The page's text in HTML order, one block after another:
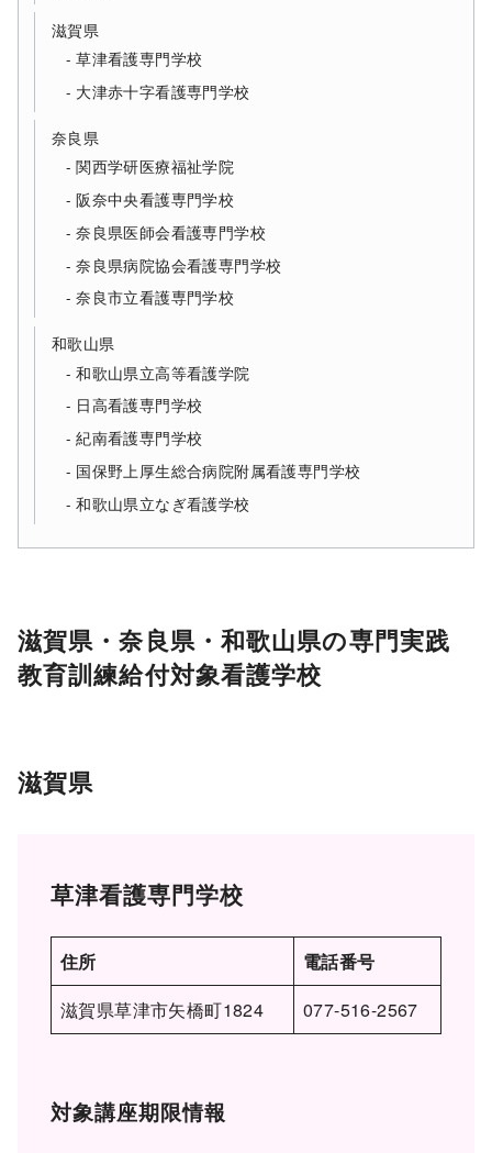
滋賀県
草津看護専門学校
大津赤十字看護専門学校
奈良県
関西学研医療福祉学院
阪奈中央看護専門学校
奈良県医師会看護専門学校
奈良県病院協会看護専門学校
奈良市立看護専門学校
和歌山県
和歌山県立高等看護学院
日高看護専門学校
紀南看護専門学校
国保野上厚生総合病院附属看護専門学校
和歌山県立なぎ看護学校
滋賀県・奈良県・和歌山県の専門実践
教育訓練給付対象看護学校
滋賀県
草津看護専門学校
住所
電話番号
滋賀県草津市矢橋町1824
077-516-2567
対象講座期限情報